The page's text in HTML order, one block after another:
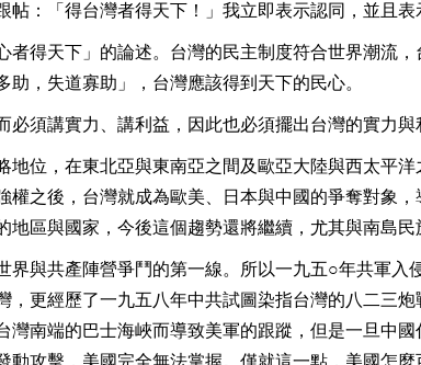
帖：「得台灣者得天下！」我立即表示認同，並且表
者得天下」的論述。台灣的民主制度符合世界潮流
助，失道寡助」，台灣應該得到天下的民心。
必須講實力、講利益，因此也必須擺出台灣的實力與
地位，在東北亞與東南亞之間及歐亞大陸與西太平
權之後，台灣就成為歐美、日本與中國的爭奪對象
地區與國家，今後這個趨勢還將繼續，尤其與南島民
界與共產陣營爭鬥的第一線。所以一九五○年共軍入
，更經歷了一九五八年中共試圖染指台灣的八二三
灣南端的巴士海峽而導致美軍的跟蹤，但是一旦中
動攻擊，美國完全無法掌握。僅就這一點，美國怎